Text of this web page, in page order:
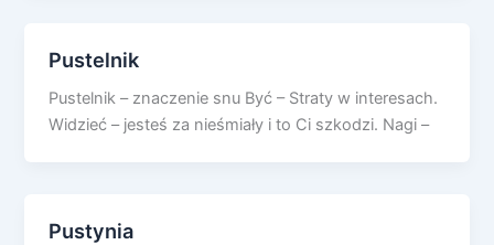
Pustelnik
Pustelnik – znaczenie snu Być – Straty w interesach.
Widzieć – jesteś za nieśmiały i to Ci szkodzi. Nagi –
Pustynia